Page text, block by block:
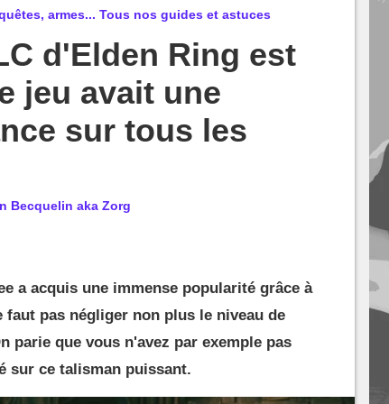
armes... Tous nos guides et astuces
d'Elden Ring est
jeu avait une
sur tous les
Becquelin aka Zorg
a acquis une immense popularité grâce à
pas négliger non plus le niveau de
parie que vous n'avez par exemple pas
sur ce talisman puissant.